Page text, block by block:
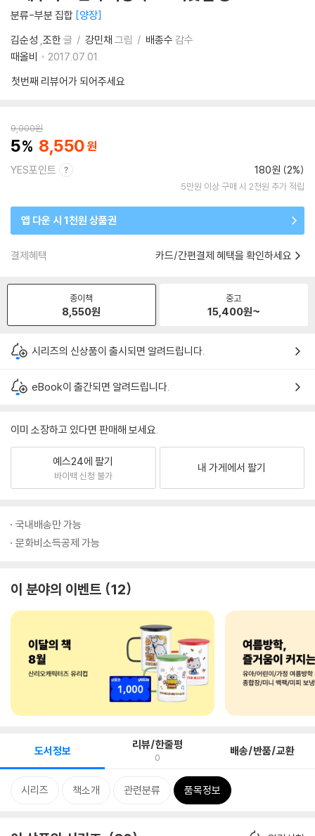
분류-부분 집합 양장
김순성 ,조한 글 강민채 그림 배종수 감수
때올비
2017.07.01.
첫번째 리뷰어가 되어주세요
9,000원
5 8,550
YES포인트 180원 (2%)
5만원 이상 구매 시 2천원 추가 적립
앱 다운 시 1천원 상품권
결제혜택 카드/간편결제 혜택을 확인하세요
종이책
8,550원
중고
15,400원~
시리즈의 신상품이 출시되면 알려드립니다.
eBook이 출간되면 알려드립니다.
이미 소장하고 있다면 판매해 보세요.
예스24에 팔기
바이백 신청 불가
내 가게에서 팔기
국내배송만 가능
문화비소득공제 가능
이 분야의 이벤트 12
도서정보 리뷰/한줄평
0 배송/반품/교환
시리즈 책소개 관련분류 품목정보